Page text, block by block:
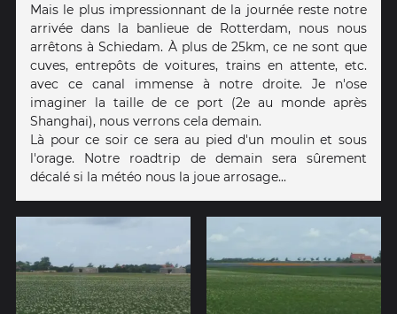
Mais le plus impressionnant de la journée reste notre
arrivée dans la banlieue de Rotterdam, nous nous
arrêtons à Schiedam. À plus de 25km, ce ne sont que
cuves, entrepôts de voitures, trains en attente, etc.
avec ce canal immense à notre droite. Je n'ose
imaginer la taille de ce port (2e au monde après
Shanghai), nous verrons cela demain.
Là pour ce soir ce sera au pied d'un moulin et sous
l'orage. Notre roadtrip de demain sera sûrement
décalé si la météo nous la joue arrosage...